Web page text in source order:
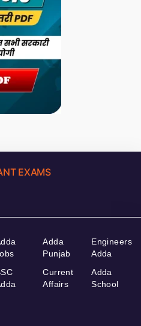
EXAMS
Adda
Punjab
Current
Affairs
Engineers
Adda
Adda
School